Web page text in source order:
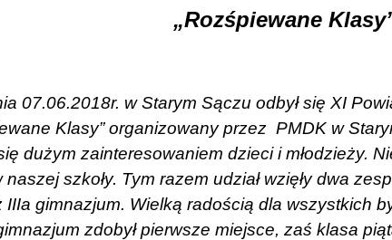
„Rozśpiewane
07.06.2018r. w Starym Sączu odbył się XI
Klasy” organizowany przez PMDK w
dużym zainteresowaniem dzieci i młodzieży.
szkoły. Tym razem udział wzięły dwa
IIIa gimnazjum. Wielką radością dla wszystkich
zdobył pierwsze miejsce, zaś klasa